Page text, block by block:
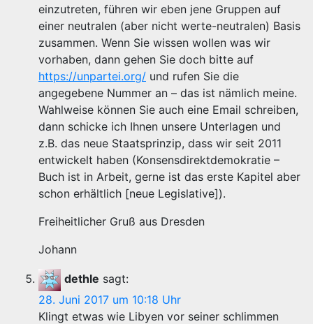
einzutreten, führen wir eben jene Gruppen auf
einer neutralen (aber nicht werte-neutralen) Basis
zusammen. Wenn Sie wissen wollen was wir
vorhaben, dann gehen Sie doch bitte auf
https://unpartei.org/ und rufen Sie die
angegebene Nummer an – das ist nämlich meine.
Wahlweise können Sie auch eine Email schreiben,
dann schicke ich Ihnen unsere Unterlagen und
z.B. das neue Staatsprinzip, dass wir seit 2011
entwickelt haben (Konsensdirektdemokratie –
Buch ist in Arbeit, gerne ist das erste Kapitel aber
schon erhältlich [neue Legislative]).
Freiheitlicher Gruß aus Dresden
Johann
dethle sagt:
28. Juni 2017 um 10:18 Uhr
Klingt etwas wie Libyen vor seiner schlimmen